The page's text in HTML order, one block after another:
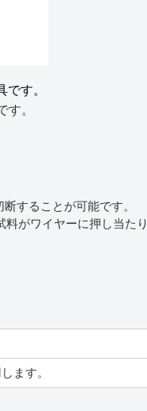
す。
。
することが可能です。
がワイヤーに押し当たり
ます。